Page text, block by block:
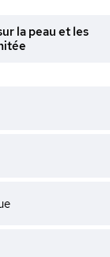
la peau et les